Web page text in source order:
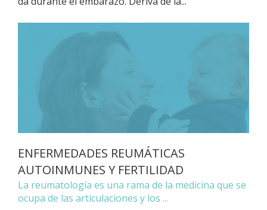
ENFERMEDADES REUMÁTICAS
AUTOINMUNES Y FERTILIDAD
La reumatología es una rama de la medicina que se
ocupa de las articulaciones y los ...